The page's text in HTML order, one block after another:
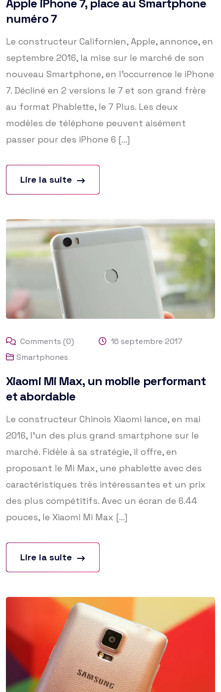
numéro 7
Le constructeur Californien, Apple, annonce, en
septembre 2016, la mise sur le marché de son
nouveau Smartphone, en l’occurrence le iPhone
7. Décliné en 2 versions le 7 et son grand frère
au format Phablette, le 7 Plus. Les deux
modèles de téléphone peuvent aisément
passer pour des iPhone 6 [...]
Lire la suite
Comments (0)
16 septembre 2017
Smartphones
Xiaomi Mi Max, un mobile performant
et abordable
Le constructeur Chinois Xiaomi lance, en mai
2016, l’un des plus grand smartphone sur le
marché. Fidèle à sa stratégie, il offre, en
proposant le Mi Max, une phablette avec des
caractéristiques très intéressantes et un prix
des plus compétitifs. Avec un écran de 6.44
pouces, le Xiaomi Mi Max [...]
Lire la suite